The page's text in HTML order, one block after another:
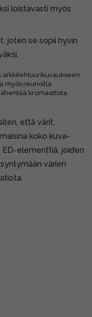
loistavasti myös
joten se sopii hyvin
arkkitehtuurikuvaukseen
myös reunoilla
kromaattista
että värit,
koko kuva-
ED-elementtiä, joiden
värien